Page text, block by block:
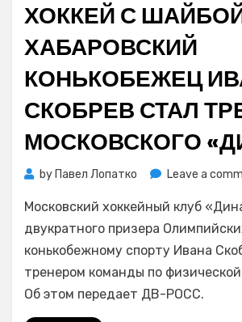
ХОККЕЙ С
ХАБАРОВСКИЙ
КОНЬКОБЕЖЕЦ
СКОБРЕВ СТАЛ
МОСКОВСКОГО
by Павел Лопатко Leave a
Московский хоккейный клуб
двукратного призера
конькобежному спорту Ивана
тренером команды по физической
Об этом передает ДВ-РОСС.